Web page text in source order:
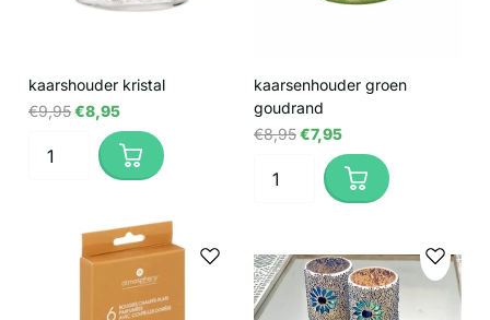
kaarshouder kristal
€9,95€8,95
kaarsenhouder groen
goudrand
€8,95€7,95